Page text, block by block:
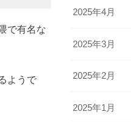
で有名な
ようで
2025年4月
2025年3月
2025年2月
2025年1月